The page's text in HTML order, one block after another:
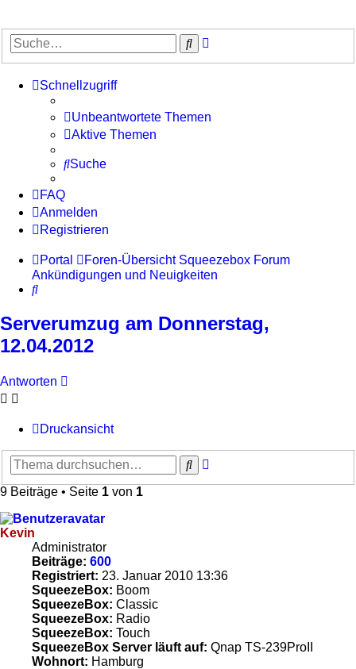
Suche
Schnellzugriff
Unbeantwortete Themen
Aktive Themen
Suche
FAQ
Anmelden
Registrieren
Portal Foren-Übersicht Squeezebox Forum
Ankündigungen und Neuigkeiten
Suche
Serverumzug am Donnerstag,
12.04.2012
Antworten
Druckansicht
Suche
9 Beiträge • Seite 1 von 1
Kevin
Administrator
Beiträge: 600
Registriert: 23. Januar 2010 13:36
SqueezeBox: Boom
SqueezeBox: Classic
SqueezeBox: Radio
SqueezeBox: Touch
SqueezeBox Server läuft auf: Qnap TS-239ProII
Wohnort: Hamburg